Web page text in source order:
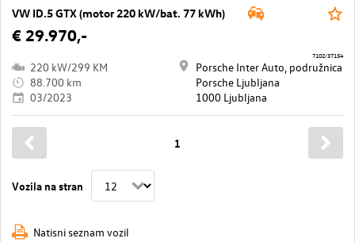
VW ID.5 GTX (motor 220 kW/bat. 77 kWh)
€ 29.970,-
220 kW/299 KM
88.700 km
03/2023
Porsche Inter Auto, podružnica
Porsche Ljubljana
1000 Ljubljana
7102/37154
Vozila na stran
1
Natisni seznam vozil